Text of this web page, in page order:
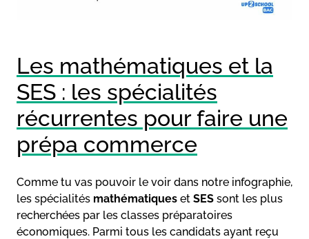
Les mathématiques et la
SES : les spécialités
récurrentes pour faire une
prépa commerce
Comme tu vas pouvoir le voir dans notre infographie,
les spécialités mathématiques et SES sont les plus
recherchées par les classes préparatoires
économiques. Parmi tous les candidats ayant reçu